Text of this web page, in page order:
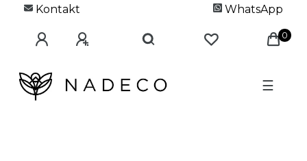
Kontakt WhatsApp
0
☰